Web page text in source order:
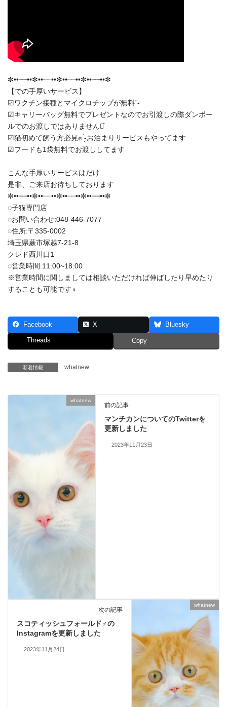
✼••┈┈••✼••┈┈••✼••┈┈••✼••┈┈••✼
【での手厚いサービス】
︎︎︎︎☑︎ワクチン接種とマイクロチップが無料︎´-
︎︎︎︎☑︎キャリーバッグ無料でプレゼントなのでお引渡しの際ダンボー
ルでのお渡しではありません‪⋆͛
︎︎︎︎☑︎猫初めて飼う方必見✊ ̖́-お泊まりサービスもやってます
︎︎︎︎☑︎フードも1袋無料でお渡ししてます
こんな手厚いサービスはだけ
是非、ご来店お待ちしております
✼••┈┈••✼••┈┈••✼••┈┈••✼••┈┈••✼
◌子猫専門店
◌お問い合わせ:048-446-7077
◌住所:〒335-0002
埼玉県蕨市塚越7-21-8
クレド西川口1
◌営業時間:11:00~18:00
※営業時間に関しましては相談いただければ伸ばしたり早めたり
することも可能です‍♀️
Facebook X Bluesky
Threads Copy
新着情報 whatnew
whatnew
前の記事
マンチカンについてのTwitterを
更新しました
2023年11月23日
whatnew
次の記事
スコティッシュフォールド♂の
Instagramを更新しました
2023年11月24日